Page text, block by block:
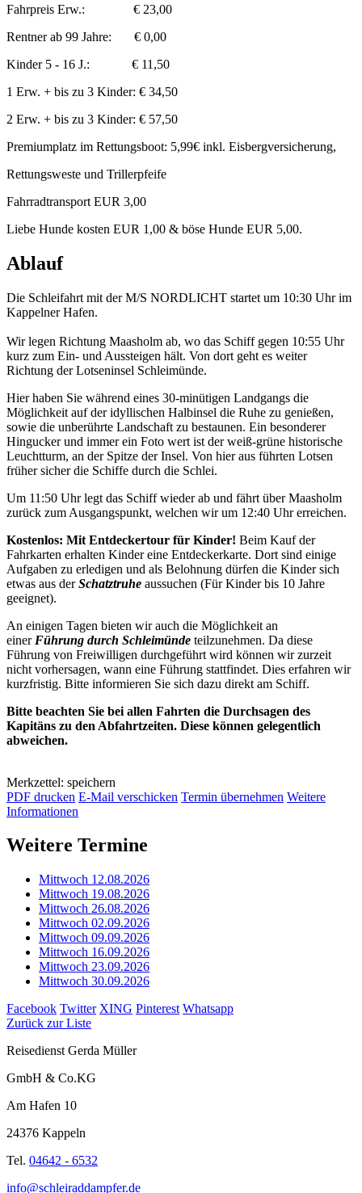
Fahrpreis Erw.: € 23,00
Rentner ab 99 Jahre: € 0,00
Kinder 5 - 16 J.: € 11,50
1 Erw. + bis zu 3 Kinder: € 34,50
2 Erw. + bis zu 3 Kinder: € 57,50
Premiumplatz im Rettungsboot: 5,99€ inkl. Eisbergversicherung,
Rettungsweste und Trillerpfeife
Fahrradtransport EUR 3,00
Liebe Hunde kosten EUR 1,00 & böse Hunde EUR 5,00.
Ablauf
Die Schleifahrt mit der M/S NORDLICHT startet um 10:30 Uhr im
Kappelner Hafen.
Wir legen Richtung Maasholm ab, wo das Schiff gegen 10:55 Uhr
kurz zum Ein- und Aussteigen hält. Von dort geht es weiter
Richtung der Lotseninsel Schleimünde.
Hier haben Sie während eines 30-minütigen Landgangs die
Möglichkeit auf der idyllischen Halbinsel die Ruhe zu genießen,
sowie die unberührte Landschaft zu bestaunen. Ein besonderer
Hingucker und immer ein Foto wert ist der weiß-grüne historische
Leuchtturm, an der Spitze der Insel. Von hier aus führten Lotsen
früher sicher die Schiffe durch die Schlei.
Um 11:50 Uhr legt das Schiff wieder ab und fährt über Maasholm
zurück zum Ausgangspunkt, welchen wir um 12:40 Uhr erreichen.
Kostenlos: Mit Entdeckertour für Kinder! Beim Kauf der
Fahrkarten erhalten Kinder eine Entdeckerkarte. Dort sind einige
Aufgaben zu erledigen und als Belohnung dürfen die Kinder sich
etwas aus derSchatztruhe aussuchen (Für Kinder bis 10 Jahre
geeignet).
An einigen Tagen bieten wir auch die Möglichkeit an
einer Führung durch Schleimünde teilzunehmen. Da diese
Führung von Freiwilligen durchgeführt wird können wir zurzeit
nicht vorhersagen, wann eine Führung stattfindet. Dies erfahren wir
kurzfristig. Bitte informieren Sie sich dazu direkt am Schiff.
Bitte beachten Sie bei allen Fahrten die Durchsagen des
Kapitäns zu den Abfahrtzeiten. Diese können gelegentlich
abweichen.
Merkzettel: speichern
PDF drucken E-Mail verschicken Termin übernehmen Weitere
Informationen
Weitere Termine
Mittwoch 12.08.2026
Mittwoch 19.08.2026
Mittwoch 26.08.2026
Mittwoch 02.09.2026
Mittwoch 09.09.2026
Mittwoch 16.09.2026
Mittwoch 23.09.2026
Mittwoch 30.09.2026
Facebook Twitter XING Pinterest Whatsapp
Zurück zur Liste
Reisedienst Gerda Müller
GmbH & Co.KG
Am Hafen 10
24376 Kappeln
Tel. 04642 - 6532
info@schleiraddampfer.de